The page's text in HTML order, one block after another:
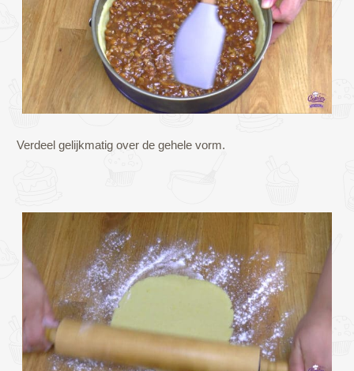
Verdeel gelijkmatig over de gehele vorm.